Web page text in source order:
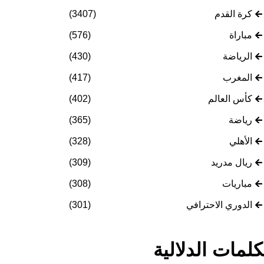
كرة القدم (3407)
مباراة (576)
الرياضة (430)
المغرب (417)
كأس العالم (402)
رياضة (365)
الأهلي (328)
ريال مدريد (309)
مباريات (308)
الدوري الاحترافي (301)
الدلالية